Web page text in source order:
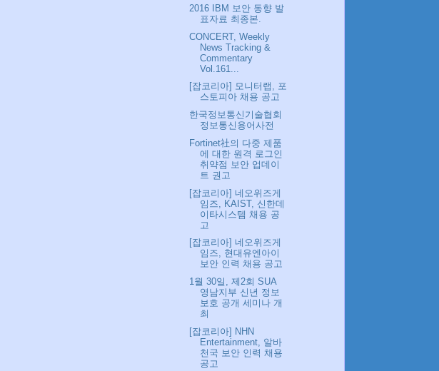
2016 IBM 보안 동향 발
표자료 최종본.
CONCERT, Weekly
News Tracking &
Commentary
Vol.161...
[잡코리아] 모니터랩, 포
스토피아 채용 공고
한국정보통신기술협회
정보통신용어사전
Fortinet社의 다중 제품
에 대한 원격 로그인
취약점 보안 업데이
트 권고
[잡코리아] 네오위즈게
임즈, KAIST, 신한데
이타시스템 채용 공
고
[잡코리아] 네오위즈게
임즈, 현대유엔아이
보안 인력 채용 공고
1월 30일, 제2회 SUA
영남지부 신년 정보
보호 공개 세미나 개
최
[잡코리아] NHN
Entertainment, 알바
천국 보안 인력 채용
공고